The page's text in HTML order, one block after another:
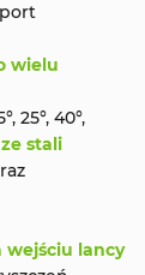
wielu
25°, 40°,
stali
lancy